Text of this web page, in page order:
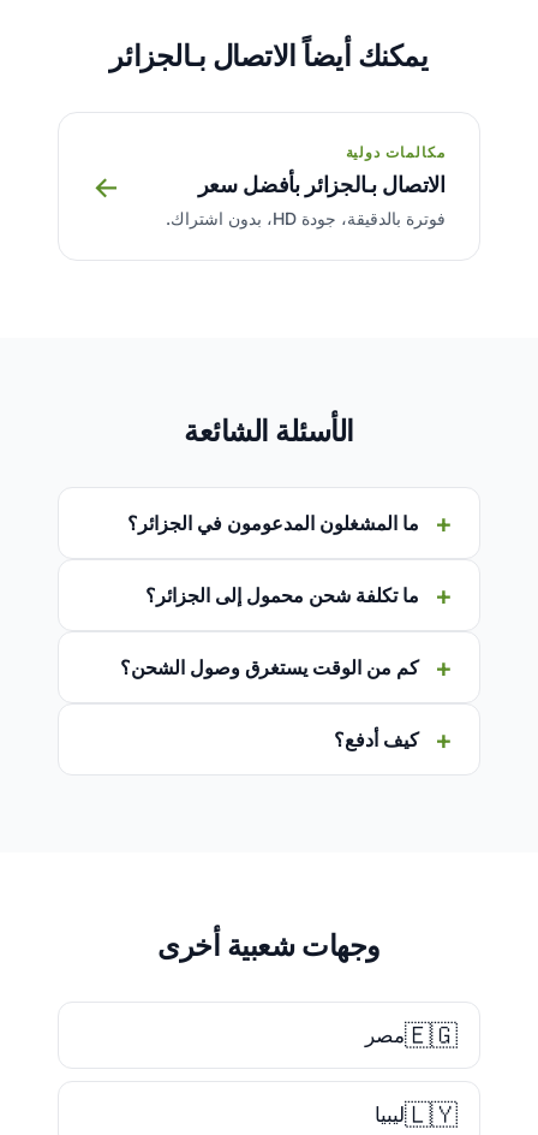
يمكنك أيضاً الاتصال بـالجزائر
مكالمات دولية
الاتصال بـالجزائر بأفضل سعر
فوترة بالدقيقة، جودة HD، بدون اشتراك.
→
الأسئلة الشائعة
ما المشغلون المدعومون في الجزائر؟
ما تكلفة شحن محمول إلى الجزائر؟
كم من الوقت يستغرق وصول الشحن؟
كيف أدفع؟
وجهات شعبية أخرى
🇪🇬مصر
🇱🇾ليبيا